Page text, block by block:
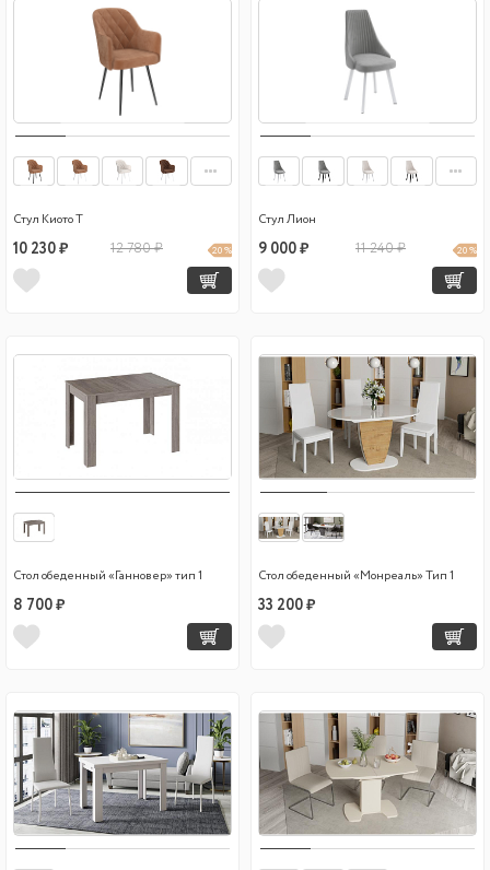
Стул Киото Т
10 230 ₽ 12 780 ₽ 20 %
Стул Лион
9 000 ₽ 11 240 ₽ 20 %
Стол обеденный «Ганновер» тип 1
8 700 ₽
Стол обеденный «Монреаль» Тип 1
33 200 ₽